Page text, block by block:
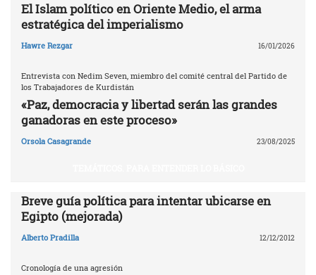
El Islam político en Oriente Medio, el arma
estratégica del imperialismo
Hawre Rezgar 16/01/2026
Entrevista con Nedim Seven, miembro del comité central del Partido de
los Trabajadores de Kurdistán
«Paz, democracia y libertad serán las grandes
ganadoras en este proceso»
Orsola Casagrande 23/08/2025
Breve guía política para intentar ubicarse en
Egipto (mejorada)
Alberto Pradilla 12/12/2012
Cronología de una agresión